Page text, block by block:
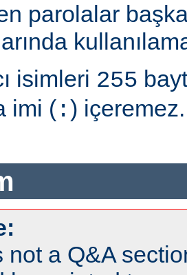
parolalar
isimleri 255
imi ( :) içeremez.
not a Q&A